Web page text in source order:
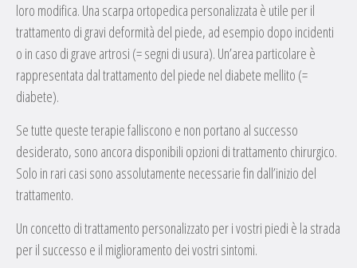
loro modifica. Una scarpa ortopedica personalizzata è utile per il
trattamento di gravi deformità del piede, ad esempio dopo incidenti
o in caso di grave artrosi (= segni di usura). Un’area particolare è
rappresentata dal trattamento del piede nel diabete mellito (=
diabete).
Se tutte queste terapie falliscono e non portano al successo
desiderato, sono ancora disponibili opzioni di trattamento chirurgico.
Solo in rari casi sono assolutamente necessarie fin dall’inizio del
trattamento.
Un concetto di trattamento personalizzato per i vostri piedi è la strada
per il successo e il miglioramento dei vostri sintomi.